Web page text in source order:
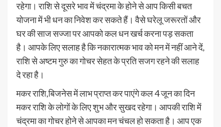
रहेगा। राशि से दूसरे भाव में चंद्रमा के होने से आप किसी बचत
योजना में भी धन का निवेश कर सकते हैं। वैसे घरेलू जरूरतों और
घर की साज सज्जा पर आपको कल धन खर्च करना पड़ सकता
है। आपके लिए सलाह है कि नकारात्मक भाव को मन में नहीं आने दें,
राशि से अष्टम गुरु का गोचर सेहत के प्रति सजग रहने की सलाह
दे रहा है।
मकर राशि,बिजनेस में लाभ प्राप्त कर पाएंगे कल 4 जून का दिन
मकर राशि के लोगों के लिए शुभ और सुखद रहेगा। आपकी राशि में
चंद्रमा का गोचर होने से आपका मन चंचल हो सकता है। आप एक